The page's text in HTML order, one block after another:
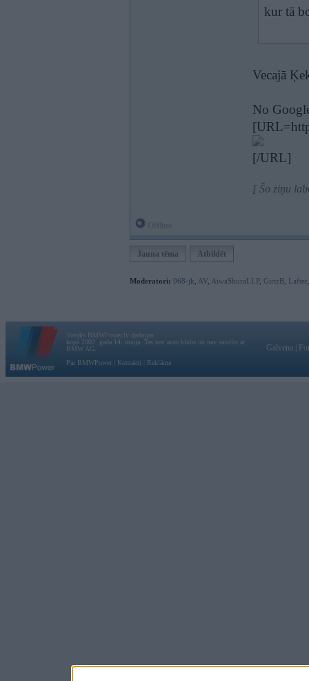
kur tā
Vecajā
No
[/URL]
[ Šo ziņu
Jauna tēma Atbildēt
Moderatori: 968-jk AV AiwaShuraLLP, GirtzB Lafter
Vortāls BMWPower.lv darbojas
kopš 2002. gada 14. maija. Tas nav auto klubs un nav saistīts ar
BMW AG.
Par BMWPower
Kontakti Reklāma
Galvena